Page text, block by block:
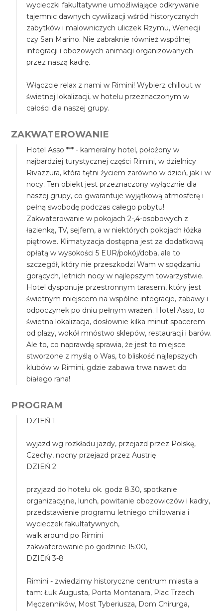
wycieczki fakultatywne umożliwiające odkrywanie
tajemnic dawnych cywilizacji wśród historycznych
zabytków i malowniczych uliczek Rzymu, Wenecji
czy San Marino. Nie zabraknie również wspólnej
integracji i obozowych animacji organizowanych
przez naszą kadrę.
Włączcie relax z nami w Rimini! Wybierz chillout w
świetnej lokalizacji, w hotelu przeznaczonym w
całości dla naszej grupy.
ZAKWATEROWANIE
Hotel Asso *** - kameralny hotel, położony w
najbardziej turystycznej części Rimini, w dzielnicy
Rivazzura, która tętni życiem zarówno w dzień, jak i w
nocy. Ten obiekt jest przeznaczony wyłącznie dla
naszej grupy, co gwarantuje wyjątkową atmosferę i
pełną swobodę podczas całego pobytu!
Zakwaterowanie w pokojach 2-,4-osobowych z
łazienką, TV, sejfem, a w niektórych pokojach łóżka
piętrowe. Klimatyzacja dostępna jest za dodatkową
opłatą w wysokości 5 EUR/pokój/doba, ale to
szczegół, który nie przeszkodzi Wam w spędzaniu
gorących, letnich nocy w najlepszym towarzystwie.
Hotel dysponuje przestronnym tarasem, który jest
świetnym miejscem na wspólne integracje, zabawy i
odpoczynek po dniu pełnym wrażeń. Hotel Asso, to
świetna lokalizacja, dosłownie kilka minut spacerem
od plaży, wokół mnóstwo sklepów, restauracji i barów.
Ale to, co naprawdę sprawia, że jest to miejsce
stworzone z myślą o Was, to bliskość najlepszych
klubów w Rimini, gdzie zabawa trwa nawet do
białego rana!
PROGRAM
DZIEŃ 1
wyjazd wg rozkładu jazdy, przejazd przez Polskę,
Czechy, nocny przejazd przez Austrię
DZIEŃ 2
przyjazd do hotelu ok. godz 8.30, spotkanie
organizacyjne, lunch, powitanie obozowiczów i kadry,
przedstawienie programu letniego chillowania i
wycieczek fakultatywnych,
walk around po Rimini
zakwaterowanie po godzinie 15:00,
DZIEŃ 3-8
Rimini - zwiedzimy historyczne centrum miasta a
tam: Łuk Augusta, Porta Montanara, Plac Trzech
Męczenników, Most Tyberiusza, Dom Chirurga,